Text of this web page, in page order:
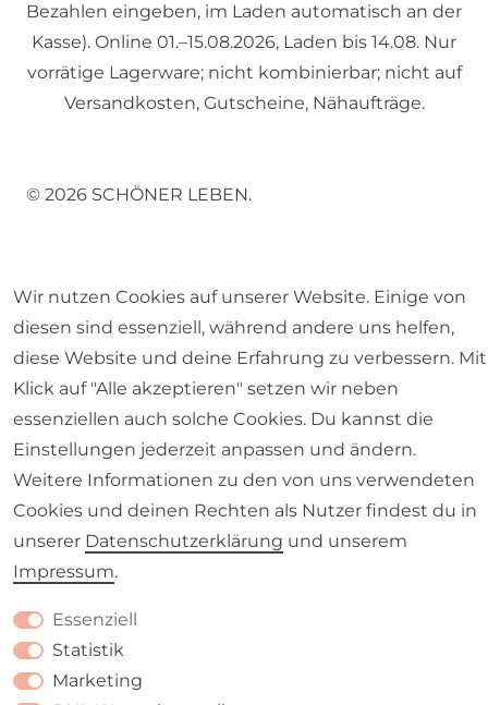
Bezahlen eingeben, im Laden automatisch an der
Kasse). Online 01.–15.08.2026, Laden bis 14.08. Nur
vorrätige Lagerware; nicht kombinierbar; nicht auf
Versandkosten, Gutscheine, Nähaufträge.
© 2026 SCHÖNER LEBEN.
Impressum Daten­schutz­erklärung
Barrierefreiheitserklärung Widerrufs­recht
VERTRAG WIDERRUFEN
Wir nutzen Cookies auf unserer Website. Einige von
diesen sind essenziell, während andere uns helfen,
diese Website und deine Erfahrung zu verbessern. Mit
Klick auf "Alle akzeptieren" setzen wir neben
essenziellen auch solche Cookies. Du kannst die
Einstellungen jederzeit anpassen und ändern.
Weitere Informationen zu den von uns verwendeten
Cookies und deinen Rechten als Nutzer findest du in
unserer Daten­schutz­erklärung und unserem
Impressum.
Essenziell
Statistik
Marketing